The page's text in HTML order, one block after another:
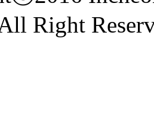
Right